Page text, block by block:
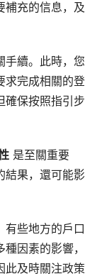
補充的信息，及
手續。此時，您
求完成相關的登
確保按照指引步
是至關重要
結果，還可能影
有些地方的戶口
因素的影響，
此及時關注政策